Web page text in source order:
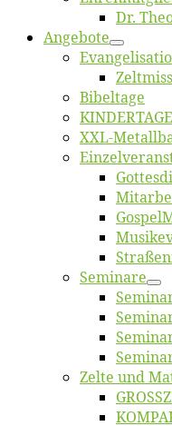
Dr.
An­ge­bo­te
Bi­bel­ta­ge
XXL-
Se­mi­na­re
Zel­te und